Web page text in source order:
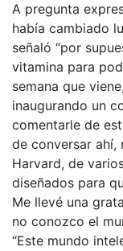
A pregunta
había cambiado
señaló “por
vitamina para
semana que
inaugurando un
comentarle de
de conversar ahí,
Harvard, de
diseñados para
Me llevé una
no conozco el
“Este mundo